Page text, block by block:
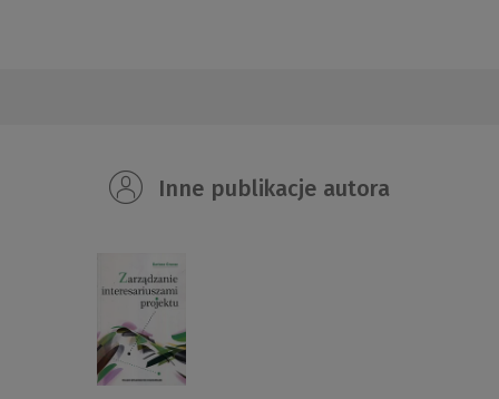
Inne publikacje autora